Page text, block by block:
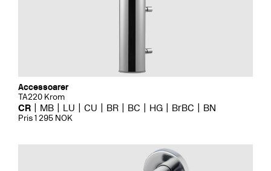
Accessoarer
TA220 Krom
CR MB LU CU BR BC HG BrBC BN
Pris 1 295 NOK